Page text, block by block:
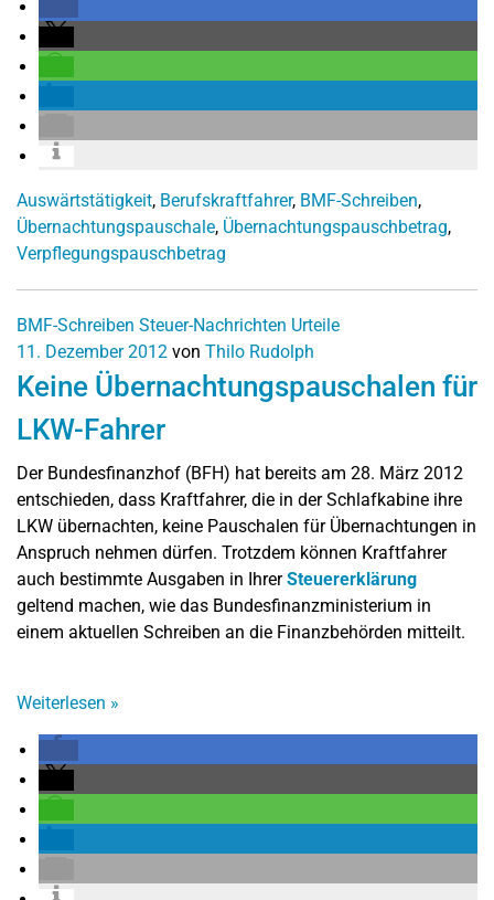
Auswärtstätigkeit, Berufskraftfahrer, BMF-Schreiben,
Übernachtungspauschale, Übernachtungspauschbetrag,
Verpflegungspauschbetrag
BMF-Schreiben Steuer-Nachrichten Urteile
11. Dezember 2012 von Thilo Rudolph
Keine Übernachtungspauschalen für
LKW-Fahrer
Der Bundesfinanzhof (BFH) hat bereits am 28. März 2012
entschieden, dass Kraftfahrer, die in der Schlafkabine ihre
LKW übernachten, keine Pauschalen für Übernachtungen in
Anspruch nehmen dürfen. Trotzdem können Kraftfahrer
auch bestimmte Ausgaben in IhrerSteuererklärung
geltend machen, wie das Bundesfinanzministerium in
einem aktuellen Schreiben an die Finanzbehörden mitteilt.
Weiterlesen »